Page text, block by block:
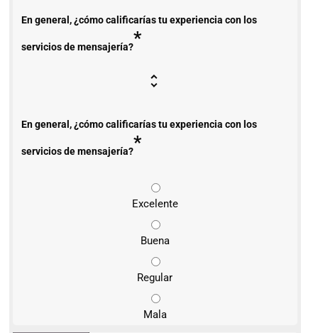
En general, ¿cómo calificarías tu experiencia con los
servicios de mensajería?*
En general, ¿cómo calificarías tu experiencia con los
servicios de mensajería?*
Excelente
Buena
Regular
Mala